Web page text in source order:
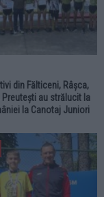
din Fălticeni, Râșca,
Preutești au strălucit la
la Canotaj Juniori